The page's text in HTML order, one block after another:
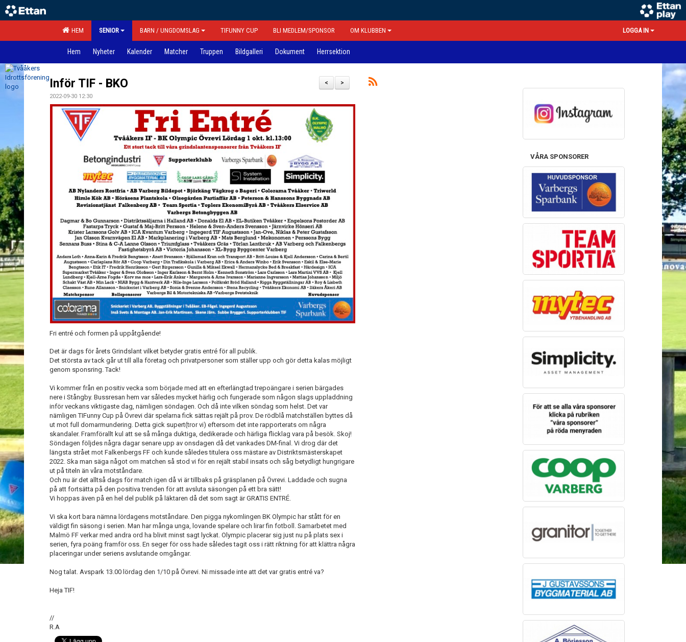
HEM SENIOR BARN / UNGDOMSLAG TIFUNNY CUP BLI MEDLEM/SPONSOR OM KLUBBEN LOGGA IN
Hem Nyheter Kalender Matcher Truppen Bildgalleri Dokument Herrsektion
>
<
Inför TIF - BKO
2022-09-30 12:30
Fri entré och formen på uppåtgående!
Det är dags för årets Grindslant vilket betyder gratis entré för all publik.
Det största av tack går ut till alla företag och privatpersoner som ställer upp och gör detta kalas möjligt
genom sponsring. Tack!
Vi kommer från en positiv vecka som började med att en efterlängtad trepoängare i serien bärgades
nere i Stångby. Bussresan hem var således mycket härlig och fungerade som någon slags uppladdning
inför veckans viktigaste dag, nämligen söndagen. Och då inte vilken söndag som helst. Det var
nämligen TIFunny Cup på Övrevi där spelarna fick sättas rejält på prov. De rödblå matchställen byttes då
ut mot full domarmundering. Detta gick supert(tror vi) eftersom det inte rapporterats om några
skandaler. Framförallt kul att se så många duktiga, dedikerade och härliga flicklag vara på besök. Skoj!
Söndagen följdes några dagar senare upp av onsdagen då det vankades DM-final. Vi drog där det
längsta strået mot Falkenbergs FF och kunde således titulera oss mästare av Distriktsmästerskapet
2022. Ska man säga något om matchen så stod vi för en rejält stabil insats och såg betydligt hungrigare
ut på titeln än våra motståndare.
Och nu är det alltså dags för match igen då vi är tillbaks på gräsplanen på Övrevi. Laddade och sugna
på att fortsätta på den positiva trenden för att avsluta säsongen på ett bra sätt!
Vi hoppas även på en hel del publik på läktaren då det som sagt är GRATIS ENTRÉ.
Vi ska kort bara nämna lördagens motståndare. Den pigga nykomlingen BK Olympic har stått för en
väldigt fin säsong i serien. Man har många unga, lovande spelare och lirar fin fotboll. Samarbetet med
Malmö FF verkar med andra ord ha blivit minst sagt lyckat. Olympic placerar sig just nu på plats sex i
serien, fyra poäng framför oss. En seger för oss hade således tagit oss i rätt riktning för att klättra några
placeringar under seriens avslutande omgångar.
Nog talat. Avspark 13.00 lördag den 1/10 på Övrevi. Ni missade inte att det var gratis entré va?
Heja TIF!
//
R.A
VÅRA SPONSORER